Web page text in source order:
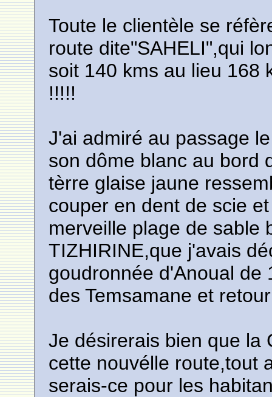
Toute le clientèle se
route dite"SAHELI",qui
soit 140 kms au lieu 168
!!!!!
J'ai admiré au passage
son dôme blanc au bord
tèrre glaise jaune
couper en dent de scie
merveille plage de sable
TIZHIRINE,que j'avais
goudronnée d'Anoual de
des Temsamane et
Je désirerais bien que la
cette nouvélle route,tout
serais-ce pour les